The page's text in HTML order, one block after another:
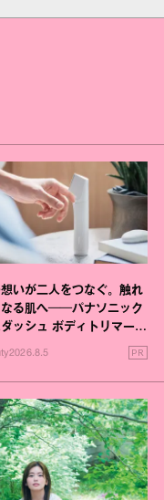
いが二人をつなぐ。触れ
なる肌へ──パナソニック
ッシュ ボディトリマーが
2026.8.5 PR